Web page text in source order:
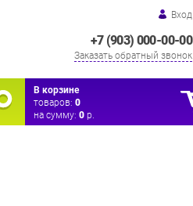
Вход
+7 (903) 000-00-00
Заказать обратный звонок
В корзине
товаров: 0
на сумму: 0 р.